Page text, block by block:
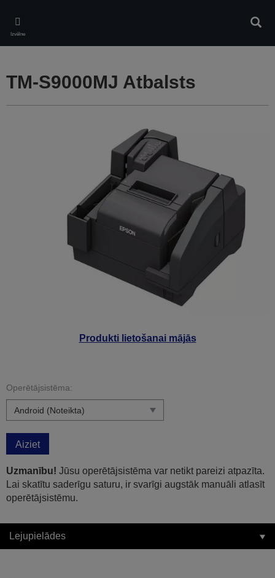
main
content
Izvēlne
Produkti lietošanai mājās
TM-S9000MJ Atbalsts
Operētājsistēma:
Aiziet
Uzmanību! Jūsu operētājsistēma var netikt pareizi atpazīta.
Lai skatītu saderīgu saturu, ir svarīgi augstāk manuāli atlasīt
operētājsistēmu.
Lejupielādes